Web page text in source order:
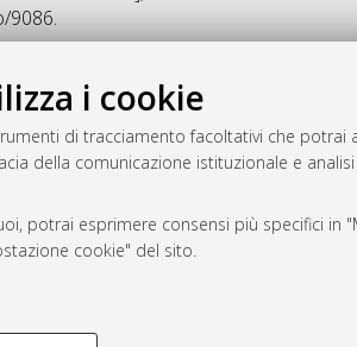
i cookie
di tracciamento facoltativi che potrai
della comunicazione istituzionale e
potrai esprimere consensi più specifici in
cookie" del sito.
TECNICI - NECESSARI
9086.
Questa lista e' stata